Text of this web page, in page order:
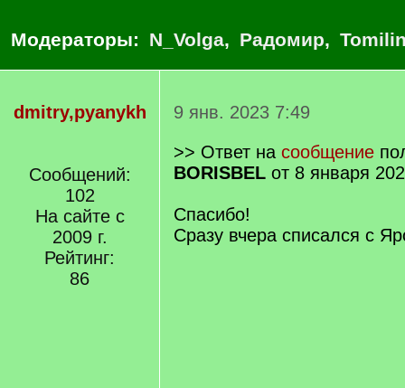
Модераторы: N_Volga, Радомир,
dmitry,pyanykh
Сообщений:
102
На сайте с
2009 г.
Рейтинг:
86
9 янв. 2023 7:49
>> Ответ на сообщение
BORISBEL от 8 января
Спасибо!
Сразу вчера списался с